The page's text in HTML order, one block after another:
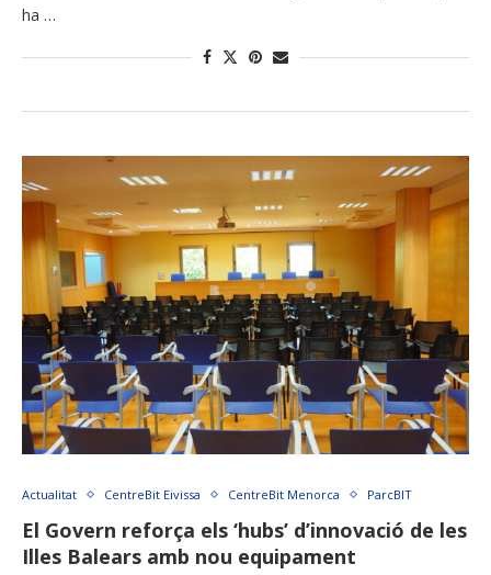
ha …
Actualitat CentreBit Eivissa CentreBit Menorca ParcBIT
El Govern reforça els ‘hubs’ d’innovació de les
Illes Balears amb nou equipament